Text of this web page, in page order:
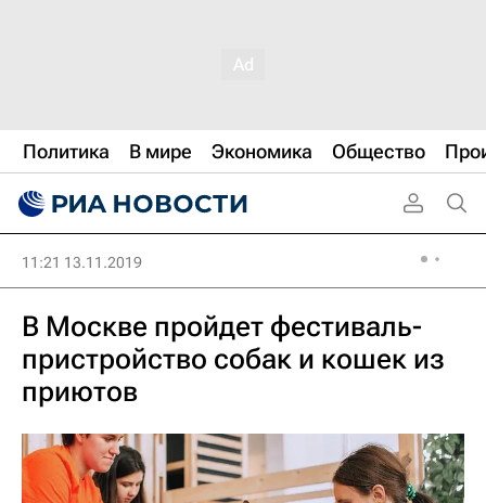
Политика В мире Экономика Общество
11:21 13.11.2019
В Москве пройдет фестиваль-
пристройство собак и кошек из
приютов